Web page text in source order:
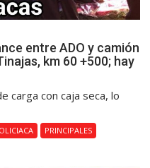
entre ADO y camión
km 60 +500; hay
carga con caja seca, lo
PRINCIPALES